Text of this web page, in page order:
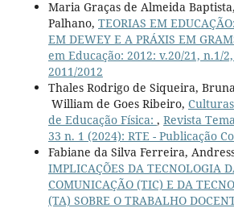
Maria Graças de Almeida
Palhano, TEORIAS EM
EM DEWEY E A PRÁXIS EM
em Educação: 2012: v.20/21, n.1/
2011/2012
Thales Rodrigo de Siqueira,
William de Goes Ribeiro,
de Educação Física: , Revista
33 n. 1 (2024): RTE - Publicação
Fabiane da Silva Ferreira,
IMPLICAÇÕES DA TECNOLOGIA
COMUNICAÇÃO (TIC) E DA
(TA) SOBRE O TRABALHO